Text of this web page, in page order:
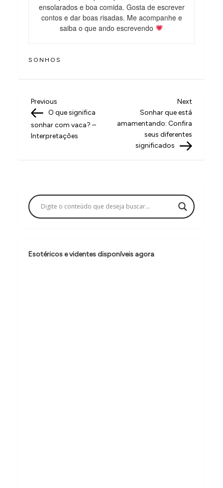
ensolarados e boa comida. Gosta de escrever
contos e dar boas risadas. Me acompanhe e
saiba o que ando escrevendo
SONHOS
N
a
v
ç
ã
d
Previous
Post
Previous
O que significa
sonhar com vaca? –
Interpretações
Next
Post
Next
Sonhar que está
amamentando: Confira
seus diferentes
significados
Esotéricos e videntes disponíveis agora